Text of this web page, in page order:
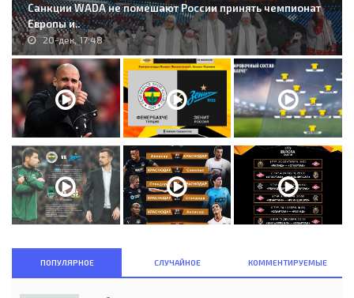
Санкции WADA не помешают России принять чемпионат
Европы и..
20-дек, 17:48
ПОПУЛЯРНОЕ СЛУЧАЙНОЕ КОММЕНТИРУЕМЫЕ